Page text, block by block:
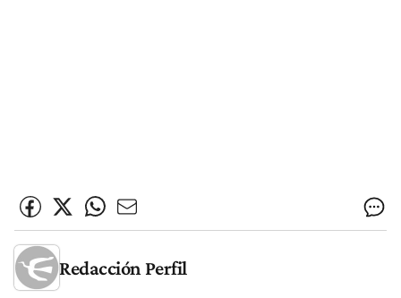
Redacción Perfil